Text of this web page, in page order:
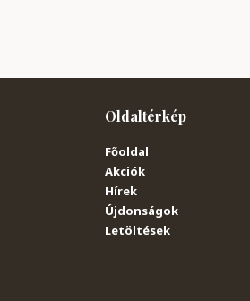
Oldaltérkép
Főoldal
Akciók
Hírek
Újdonságok
Letöltések